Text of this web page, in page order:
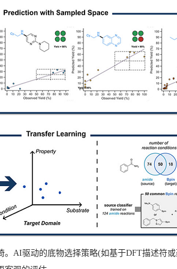
AI驱动的底物选择策略(如基于DFT描述符